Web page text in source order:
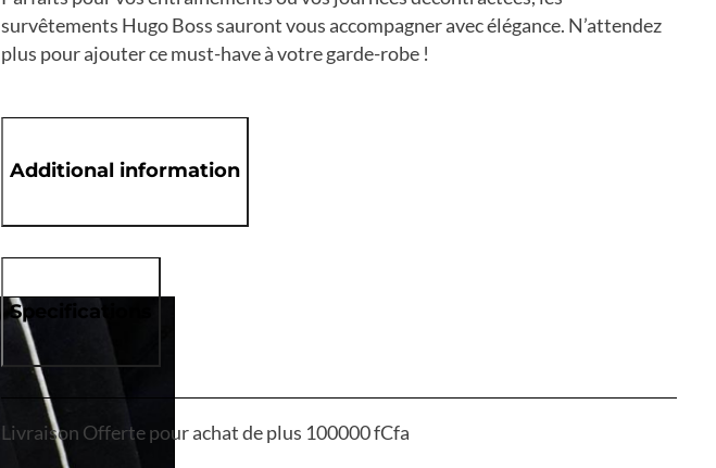
survêtements Hugo Boss sauront vous accompagner avec élégance. N’attendez
plus pour ajouter ce must-have à votre garde-robe !
Additional information
Specifications
Livraison Offerte pour achat de plus 100000 fCfa